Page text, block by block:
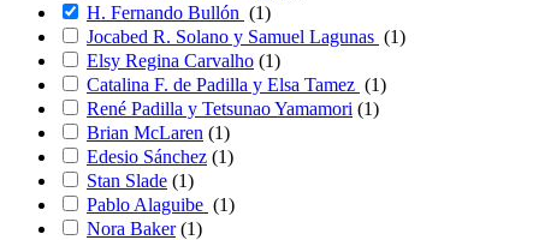
H. Fernando Bullón (1)
Jocabed R. Solano y Samuel Lagunas (1)
Elsy Regina Carvalho (1)
Catalina F. de Padilla y Elsa Tamez (1)
René Padilla y Tetsunao Yamamori (1)
Brian McLaren (1)
Edesio Sánchez (1)
Stan Slade (1)
Pablo Alaguibe (1)
Nora Baker (1)